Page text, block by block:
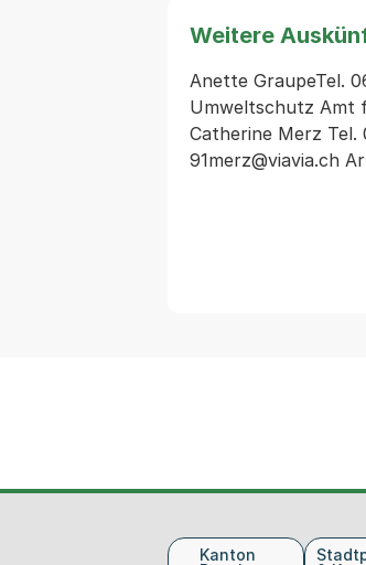
Weitere
Anette GraupeTel.
Umweltschutz Amt
Catherine Merz Tel.
Kanton